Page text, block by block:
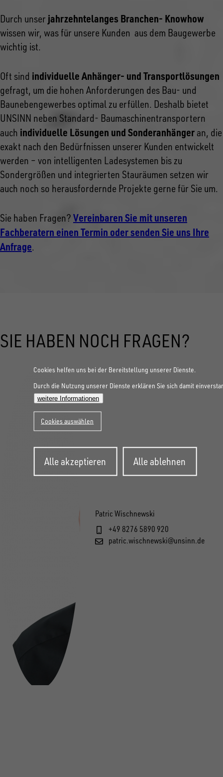
Durch unser jahrzehntelanges Branchen- Knowhow
wissen wir, was für unsere Kunden aus dem Baugewerbe
wichtig ist.
Oft sind individuelle Anhänger- und Transportlösungen
gefragt, um die hohen Anforderungen des Bau- und
Baunebengewerbes optimal zu erfüllen. Deshalb bietet
UNSINN neben Standard- Baumaschinentransportern
auch individuelle Lösungen und Sonderanhänger an, die
exakt nach den Bedürfnissen unserer Kunden entwickelt
werden – von intelligenten Ladesystemen bis zu
Sondergrößen und integrierten Stauräumen setzen wir
auch noch so herausfordernde Projekte gerne für Sie um.
Sie haben Fragen? Vereinbaren Sie mit unseren
Fachberatern einen Termin oder senden Sie uns Ihre
Anfrage.
SIE HABEN NOCH FRAGEN?
Patric Wischnewski
+49 8276 5890 920
patric.wischnewski@unsinn.de
Cookies helfen uns bei der Bereitstellung unserer Dienste.
Durch die Nutzung unserer Dienste erklären Sie sich damit
weitere Informationen
Cookies auswählen
Alle akzeptieren
zurückziehen
Alle ablehnen